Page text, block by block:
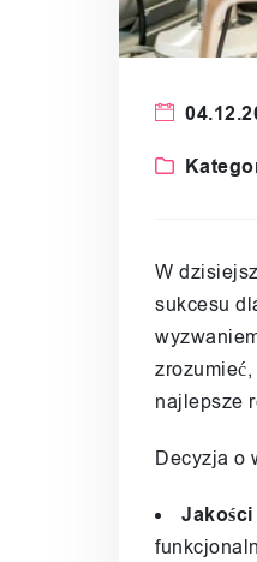
W
sukcesu
zrozumieć,
najlepsze
Decyzja o